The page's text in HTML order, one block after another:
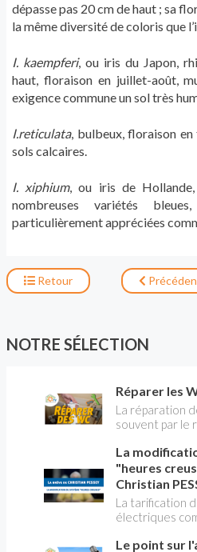
dépasse pas 20 cm de haut ; sa
la même diversité de coloris que
I. kaempferi, ou iris du Japon,
haut, floraison en juillet-août,
exigence commune un sol très
I.reticulata, bulbeux, floraison
sols calcaires.
I. xiphium, ou iris de
nombreuses variétés
particulièrement appréciées
Retour
NOTRE SÉLECTION
Réparer les
La réparation
souvent par le
expliquer
La
"heures
Christian
La tarification
électriques
pleines, heures
Le point sur